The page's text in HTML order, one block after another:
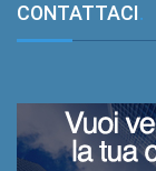
CONTATTACI.